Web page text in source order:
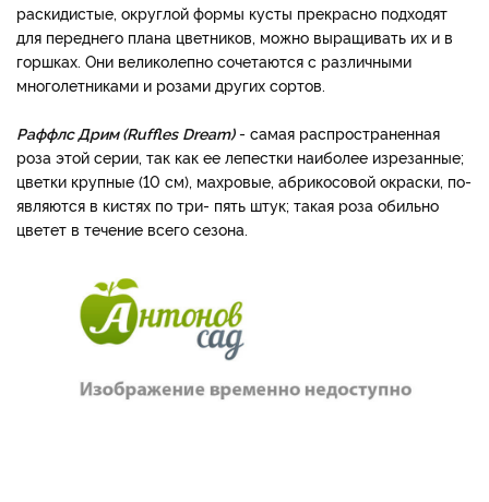
раскидистые, округлой формы кусты прекрасно подходят
для переднего плана цветников, можно выращивать их и в
горш­ках. Они великолепно сочетают­ся с различными
многолетника­ми и розами других сортов.
Раффлс Дрим (Ruffles Dream)- самая рас­пространенная
роза этой се­рии, так как ее лепестки наи­более изрезанные;
цветки крупные (10 см), махровые, абрикосовой окраски, по­
являются в кистях по три- пять штук; такая роза обильно
цветет в течение всего сезона.